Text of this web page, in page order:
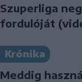
Szuperliga
fordulóját
Krónika
Meddig